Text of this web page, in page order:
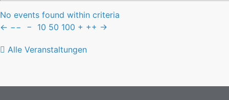
No events found within criteria
← −− − 10 50 100 + ++ →
Alle Veranstaltungen